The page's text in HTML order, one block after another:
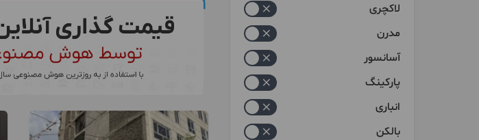
لاکچری
مدرن
آسانسور
پارکینگ
انباری
بالکن